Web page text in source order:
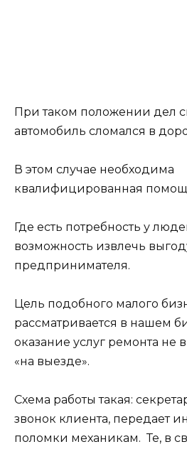
При таком положении дел
автомобиль сломался в
В этом случае необходима
квалифицированная
Где есть потребность у
возможность извлечь
предпринимателя.
Цель подобного малого
рассматривается в нашем
оказание услуг ремонта не
«на выезде».
Схема работы такая:
звонок клиента, передает
поломки механикам. Те, в